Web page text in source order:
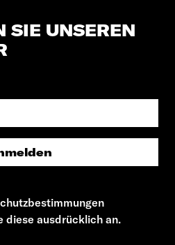
SIE UNSEREN
diese ausdrücklich an.